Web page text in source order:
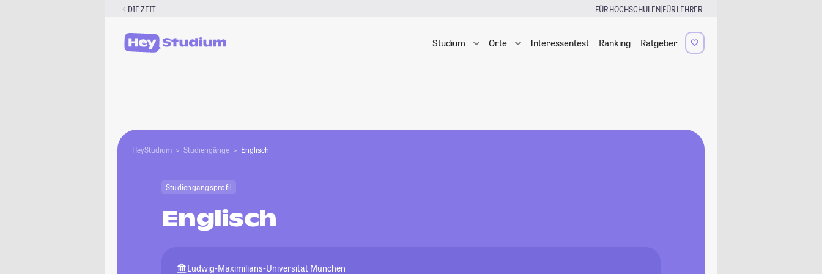
DIE ZEIT FÜR HOCHSCHULEN|FÜR LEHRER
Studium Orte Interessentest Ranking Ratgeber
HeyStudium Studiengänge Englisch
Studiengangsprofil
Englisch
Ludwig-Maximilians-Universität München